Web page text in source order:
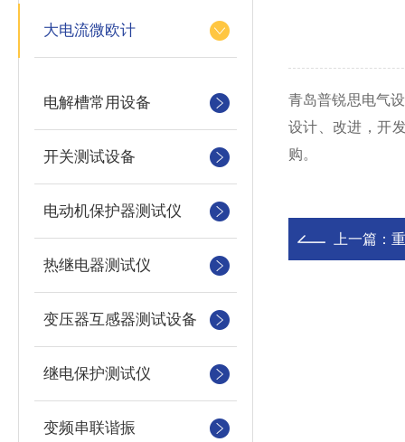
大电流微欧计
电解槽常用设备
开关测试设备
电动机保护器测试仪
热继电器测试仪
变压器互感器测试设备
继电保护测试仪
变频串联谐振
青岛普锐思电气
设计、改进，开
购。
上一篇：